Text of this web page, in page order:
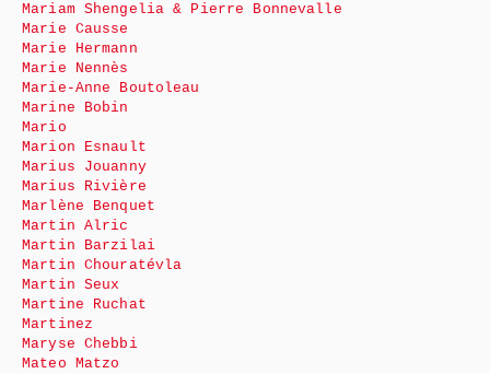
Mariam Shengelia & Pierre Bonnevalle
Marie Causse
Marie Hermann
Marie Nennès
Marie-Anne Boutoleau
Marine Bobin
Mario
Marion Esnault
Marius Jouanny
Marius Rivière
Marlène Benquet
Martin Alric
Martin Barzilai
Martin Chouratévla
Martin Seux
Martine Ruchat
Martinez
Maryse Chebbi
Mateo Matzo